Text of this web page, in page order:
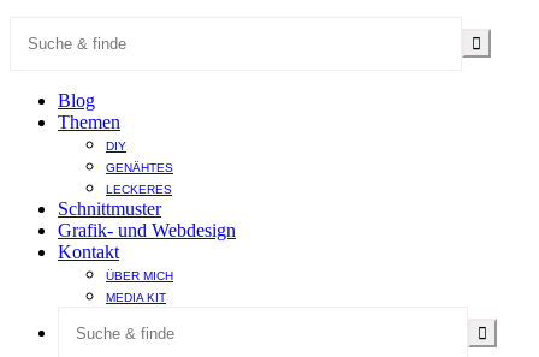
Blog
Themen
DIY
GENÄHTES
LECKERES
Schnittmuster
Grafik- und Webdesign
Kontakt
ÜBER MICH
MEDIA KIT